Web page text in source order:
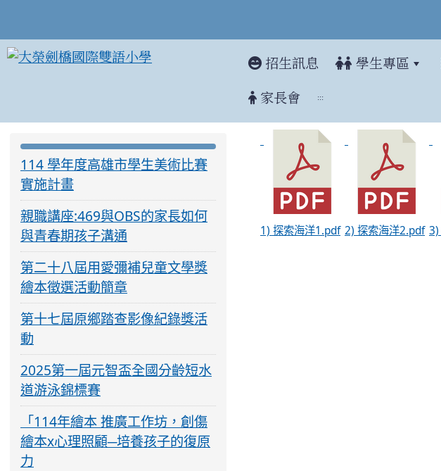
招生訊息 學生專區
家長會 :::
「探索海洋
1) 探索海洋1.pdf 2) 探索海洋2.pdf
114 學年度高雄市學生美術比賽
實施計畫
親職講座:469與OBS的家長如何
與青春期孩子溝通
第二十八屆用愛彌補兒童文學獎
繪本徵選活動簡章
第十七屆原鄉踏查影像紀錄獎活
動
2025第一屆元智盃全國分齡短水
道游泳錦標賽
「114年繪本 推廣工作坊，創傷
繪本x心理照顧─培養孩子的復原
力